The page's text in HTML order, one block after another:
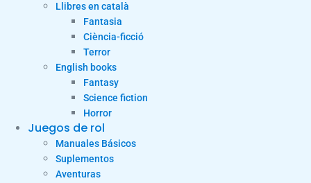
Llibres en català
Fantasia
Ciència-ficció
Terror
English books
Fantasy
Science fiction
Horror
Juegos de rol
Manuales Básicos
Suplementos
Aventuras